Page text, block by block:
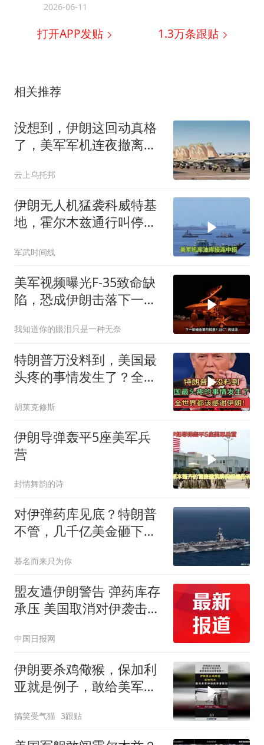
2026-06-11
打开APP发贴 1.3万条跟贴
相关推荐
没想到，伊朗这回动真格
了，美军军机连夜撤离，
云上乌托邦
伊朗无人机猛袭科威特基
地，霍尔木兹通行叫停，
军武时间线
美军视频曝光F-35致命缺
陷，恐成伊朗击落下一战
我知道你的眼泪只是一种无奈
特朗普万没料到，美国最
头疼的事情发生了？全世
胡莱克修斯
伊朗导弹轰平5座美军兵
营
封情舞韵的诗
对伊弹药库见底？特朗普
不管，几千亿美金砸下，
慕名而来只为你
盟友遭伊朗警告 弹药库存
承压 美国取消对伊袭击另
中国日报网
伊朗要杀鸡儆猴，保加利
亚就是例子，敢给美军加
搞笑受气猫 3跟贴